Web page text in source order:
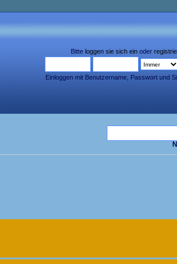
Bitte loggen sie sich einoder
Einloggen mit Benutzername, Passwort und